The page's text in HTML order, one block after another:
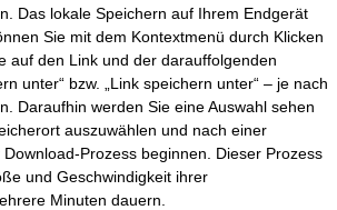
Das lokale Speichern auf Ihrem Endgerät
Sie mit dem Kontextmenü durch Klicken
auf den Link und der darauffolgenden
unter“ bzw. „Link speichern unter“ – je nach
Daraufhin werden Sie eine Auswahl sehen
auszuwählen und nach einer
Prozess beginnen. Dieser Prozess
und Geschwindigkeit ihrer
Minuten dauern.